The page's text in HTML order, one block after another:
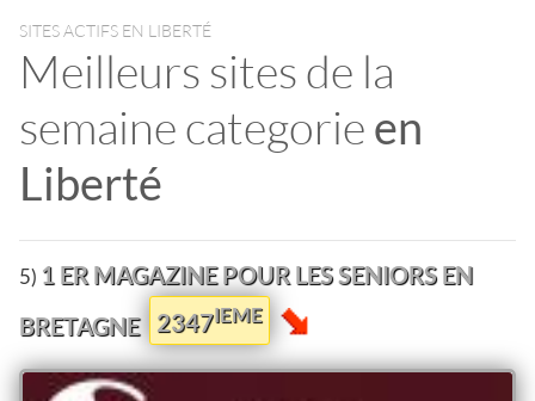
SITES ACTIFS EN LIBERTÉ
Meilleurs sites de la
semaine categorieen
Liberté
5) 1 ER MAGAZINE POUR LES SENIORS EN
BRETAGNE
2347IEME